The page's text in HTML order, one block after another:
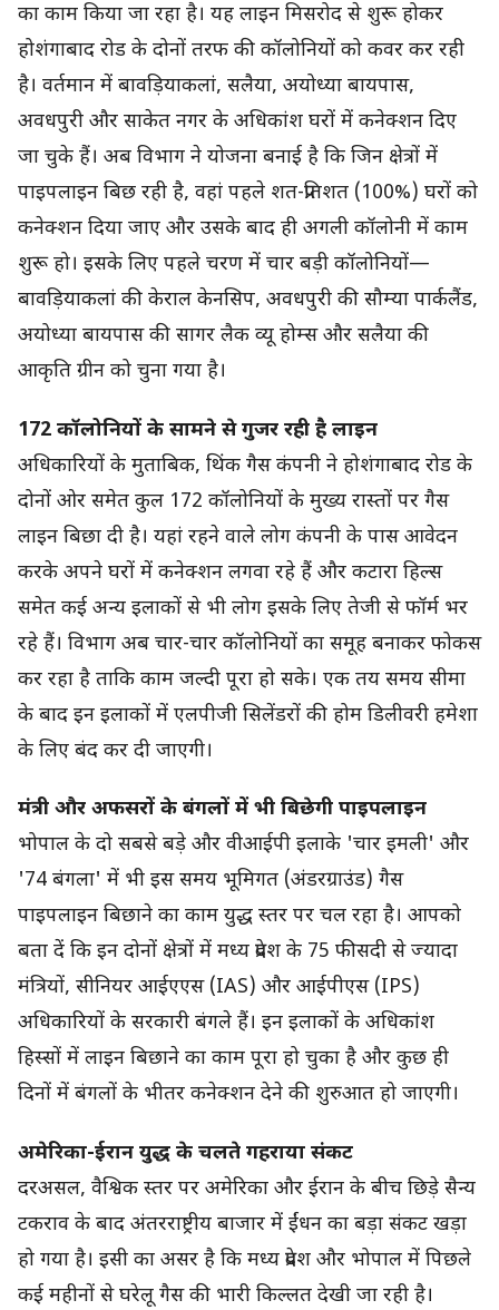
का काम किया जा रहा है। यह लाइन मिसरोद से शुरू होकर
होशंगाबाद रोड के दोनों तरफ की कॉलोनियों को कवर कर रही
है। वर्तमान में बावड़ियाकलां, सलैया, अयोध्या बायपास,
अवधपुरी और साकेत नगर के अधिकांश घरों में कनेक्शन दिए
जा चुके हैं। अब विभाग ने योजना बनाई है कि जिन क्षेत्रों में
पाइपलाइन बिछ रही है, वहां पहले शत-प्रतिशत (100%) घरों को
कनेक्शन दिया जाए और उसके बाद ही अगली कॉलोनी में काम
शुरू हो। इसके लिए पहले चरण में चार बड़ी कॉलोनियों—
बावड़ियाकलां की केराल केनसिप, अवधपुरी की सौम्या पार्कलैंड,
अयोध्या बायपास की सागर लैक व्यू होम्स और सलैया की
आकृति ग्रीन को चुना गया है।
172 कॉलोनियों के सामने से गुजर रही है लाइन
अधिकारियों के मुताबिक, थिंक गैस कंपनी ने होशंगाबाद रोड के
दोनों ओर समेत कुल 172 कॉलोनियों के मुख्य रास्तों पर गैस
लाइन बिछा दी है। यहां रहने वाले लोग कंपनी के पास आवेदन
करके अपने घरों में कनेक्शन लगवा रहे हैं और कटारा हिल्स
समेत कई अन्य इलाकों से भी लोग इसके लिए तेजी से फॉर्म भर
रहे हैं। विभाग अब चार-चार कॉलोनियों का समूह बनाकर फोकस
कर रहा है ताकि काम जल्दी पूरा हो सके। एक तय समय सीमा
के बाद इन इलाकों में एलपीजी सिलेंडरों की होम डिलीवरी हमेशा
के लिए बंद कर दी जाएगी।
मंत्री और अफसरों के बंगलों में भी बिछेगी पाइपलाइन
भोपाल के दो सबसे बड़े और वीआईपी इलाके 'चार इमली' और
'74 बंगला' में भी इस समय भूमिगत (अंडरग्राउंड) गैस
पाइपलाइन बिछाने का काम युद्ध स्तर पर चल रहा है। आपको
बता दें कि इन दोनों क्षेत्रों में मध्य प्रदेश के 75 फीसदी से ज्यादा
मंत्रियों, सीनियर आईएएस (IAS) और आईपीएस (IPS)
अधिकारियों के सरकारी बंगले हैं। इन इलाकों के अधिकांश
हिस्सों में लाइन बिछाने का काम पूरा हो चुका है और कुछ ही
दिनों में बंगलों के भीतर कनेक्शन देने की शुरुआत हो जाएगी।
अमेरिका-ईरान युद्ध के चलते गहराया संकट
दरअसल, वैश्विक स्तर पर अमेरिका और ईरान के बीच छिड़े सैन्य
टकराव के बाद अंतरराष्ट्रीय बाजार में ईंधन का बड़ा संकट खड़ा
हो गया है। इसी का असर है कि मध्य प्रदेश और भोपाल में पिछले
कई महीनों से घरेलू गैस की भारी किल्लत देखी जा रही है।